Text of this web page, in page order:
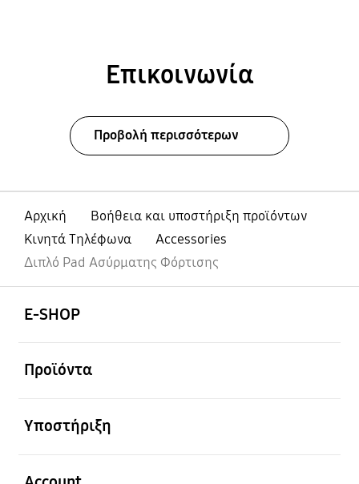
Επικοινωνία
Προβολή περισσότερων
Αρχική
Βοήθεια και υποστήριξη προϊόντων
Κινητά Τηλέφωνα
Accessories
Διπλό Pad Ασύρματης Φόρτισης
E-SHOP
Προϊόντα
Υποστήριξη